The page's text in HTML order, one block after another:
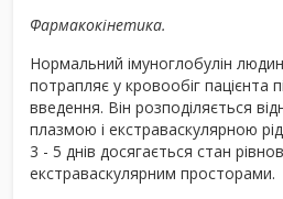
Фармакокінетика.
Нормальний імуноглобулін
потрапляє у кровообіг пацієнта
введення. Він розподіляється
плазмою і екстраваскулярною
3 - 5 днів досягається стан
екстраваскулярним просторами.